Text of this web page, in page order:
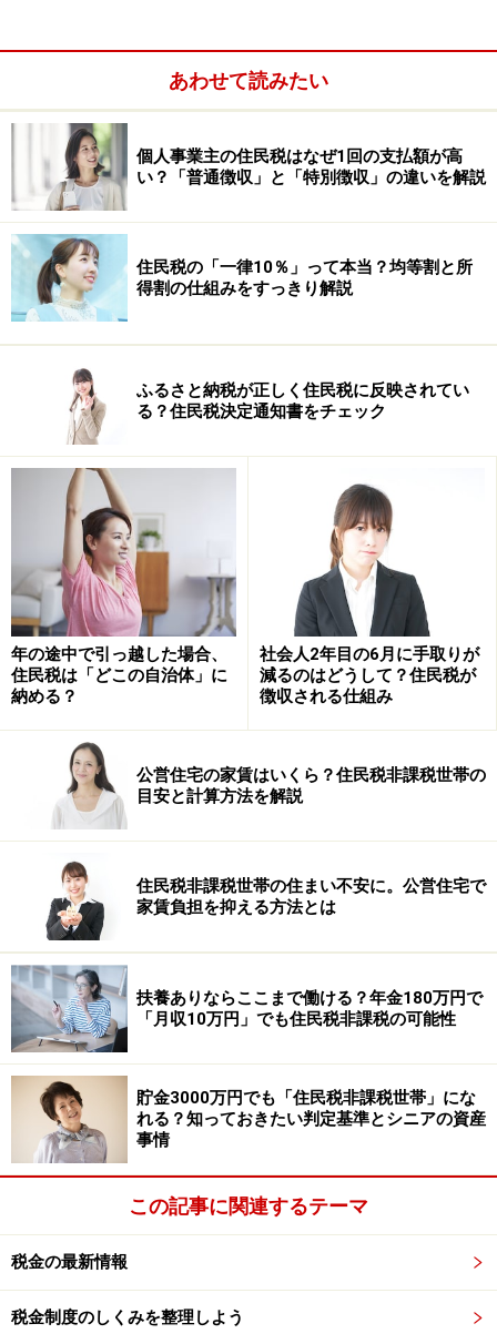
しかし、社会人2年目の6月を迎えると、いよいよ「1年
目の会社員時代に得た所得」に対する住民税の徴収がス
タートします。その結果、「4月からせっかく昇給した
のに、なぜか手取りが減ってしまった……」と感じるケー
スがあるのです。
これは社会人2年目に限った話ではなく、前々年よりも
前年の所得がアップした方も、その分住民税額が高くな
るため、この6月以降の手取り額が変動することになり
ます。
まとめ
住民税は前年の所得をもとに計算され、毎年6月から翌
年5月までの給与から天引きされます。そのため社会人2
なると、前年の所得に対する住民税の徴収が始まり、手
取り額が減ったように感じることがあります。
6月の給与明細を受け取ったら、住民税の欄を一度確認
という仕組みを知っておくだけで、「なぜ手取りが変わ
ったのか」の理由が分かり、慌てずに家計を管理しやす
くなります。
※記事内容は執筆時点のものです。最新の内容をご確認くださ
い。
本記事の内容は一般的な情報提供を目的としており、特定の金融
商品や投資行動を推奨するものではありません。
投資や資産運用に関する最終的なご判断はご自身の責任において
行ってください。
掲載情報の正確性・完全性については十分に配慮しております
が、その内容を保証するものではなく、これに基づく損失・損害
などについて当社は一切の責任を負いません。
最新の情報や詳細については、必ず各金融機関やサービス提供者
の公式情報をご確認ください。
【編集部からのお知らせ】
・「家計」について、アンケート（2026/8/31まで）を実施
中です！
※抽選で20名にAmazonギフト券1000円分プレゼント
あわせて読みたい
個人事業主の住民税はなぜ1回の支払額が高
い？「普通徴収」と「特別徴収」の違いを解説
住民税の「一律10％」って本当？均等割と所
得割の仕組みをすっきり解説
ふるさと納税が正しく住民税に反映されてい
る？住民税決定通知書をチェック
年の途中で引っ越した場合、
住民税は「どこの自治体」に
納める？
社会人2年目の6月に手取りが
減るのはどうして？住民税が
徴収される仕組み
公営住宅の家賃はいくら？住民税非課税世帯の
目安と計算方法を解説
住民税非課税世帯の住まい不安に。公営住宅で
家賃負担を抑える方法とは
扶養ありならここまで働ける？年金180万円で
「月収10万円」でも住民税非課税の可能性
貯金3000万円でも「住民税非課税世帯」にな
れる？知っておきたい判定基準とシニアの資産
事情
この記事に関連するテーマ
税金の最新情報
税金制度のしくみを整理しよう